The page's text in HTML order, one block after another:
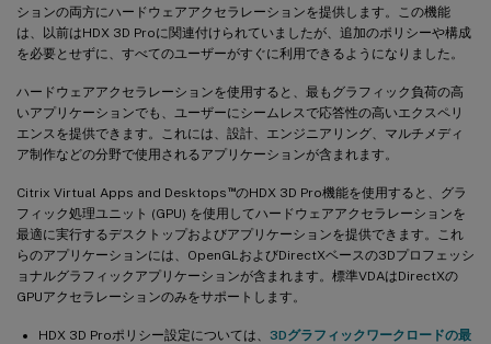
ションの両方にハードウェアアクセラレーションを提供します。この機能
は、以前はHDX 3D Proに関連付けられていましたが、追加のポリシーや構成
を必要とせずに、すべてのユーザーがすぐに利用できるようになりました。
ハードウェアアクセラレーションを使用すると、最もグラフィック負荷の高
いアプリケーションでも、ユーザーにシームレスで応答性の高いエクスペリ
エンスを提供できます。これには、設計、エンジニアリング、マルチメディ
ア制作などの分野で使用されるアプリケーションが含まれます。
Citrix Virtual Apps and Desktops ™のHDX 3D Pro機能を使用すると、グラ
フィック処理ユニット (GPU) を使用してハードウェアアクセラレーションを
最適に実行するデスクトップおよびアプリケーションを提供できます。これ
らのアプリケーションには、OpenGLおよびDirectXベースの3Dプロフェッシ
ョナルグラフィックアプリケーションが含まれます。標準VDAはDirectXの
GPUアクセラレーションのみをサポートします。
HDX 3D Proポリシー設定については、 3Dグラフィックワークロードの最